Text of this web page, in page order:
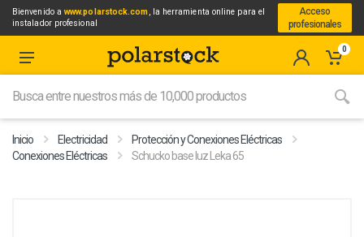
Bienvenido awww.polarstock.com, la herramienta online para el
instalador profesional
Acceso
profesionales
0
Inicio Electricidad
Protección y Conexiones Eléctricas
Conexiones Eléctricas
Schucko base luz Leka 65